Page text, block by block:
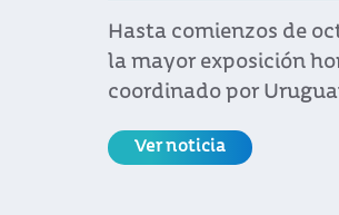
Hasta comienzos de
la mayor exposición
coordinado por
Ver noticia